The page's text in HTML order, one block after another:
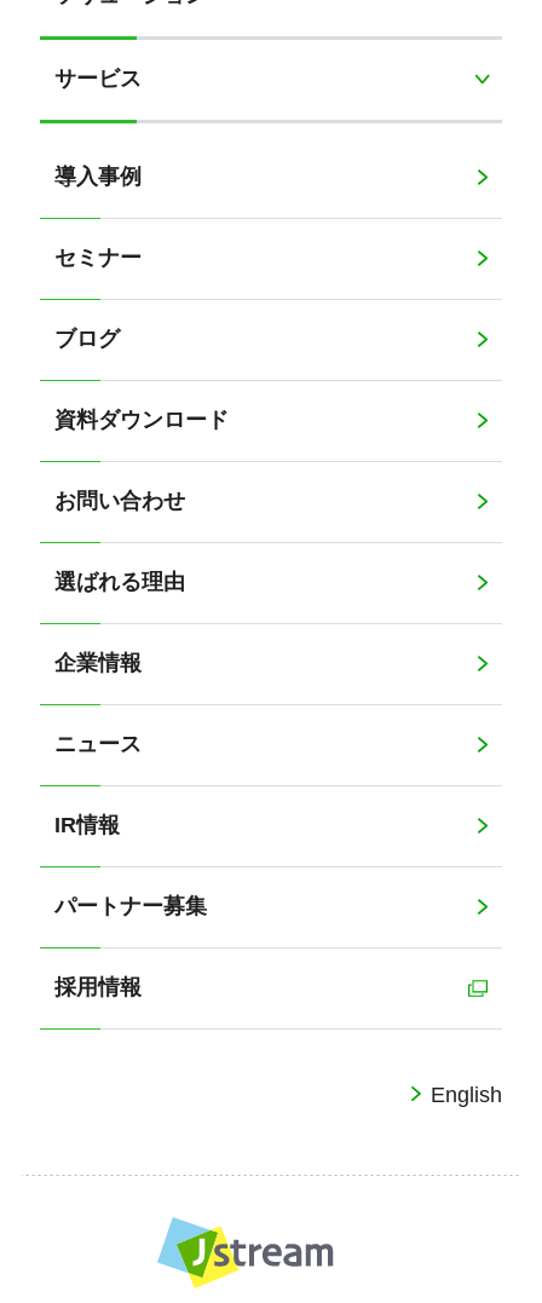
サービス
導入事例
セミナー
ブログ
資料ダウンロード
お問い合わせ
選ばれる理由
企業情報
ニュース
IR情報
パートナー募集
採用情報
English